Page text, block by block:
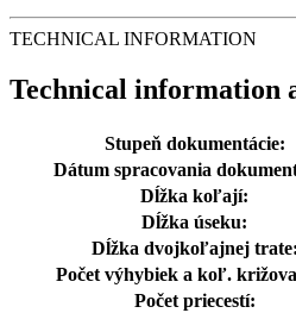
TECHNICAL INFORMATION
Technical information
Stupeň dokumentácie:
Dátum spracovania
Dĺžka koľají:
Dĺžka úseku:
Dĺžka dvojkoľajnej trate:
Počet výhybiek a koľ.
Počet priecestí: